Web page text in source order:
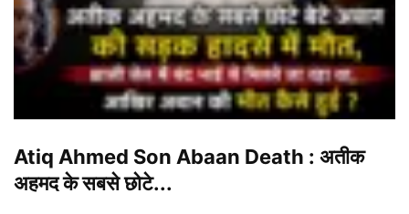
Atiq Ahmed Son Abaan Death : अतीक
अहमद के सबसे छोटे...